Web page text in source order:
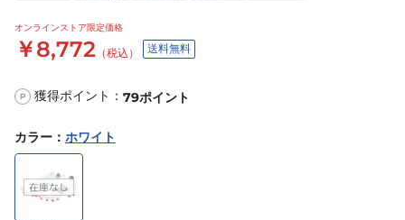
オンラインストア限定価格
￥8,772 （税込） 送料無料
P 獲得ポイント： 79ポイント
カラー ： ホワイト